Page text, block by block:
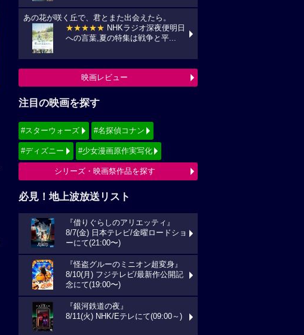
あの花が咲く丘で、君とまた出会えたら。
★★★★★ NHKラジオ深夜便明日
への言葉,夏の特集は戦争と平...
映画レビュー
注目の映画を探す
#スターウォーズ #名探偵コナン
#ディズニー #少女漫画原作実写化
シリーズ・映画祭作品を探す
必見！地上波放送リスト
『借りぐらしのアリエッティ』
8/7(金) 日本テレビ/金曜ロードショ
ーにて(21:00〜)
『怪盗グルーのミニオン超変身』
8/10(月) フジテレビ/最新作公開記
念にて(19:00〜)
『銀河鉄道の夜』
8/11(火) NHK/Eテレにて(09:00～)